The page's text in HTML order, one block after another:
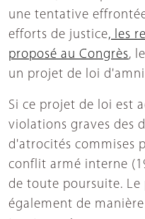
une tentative
efforts de justice, les
proposé au Congrès,
un projet de loi
Si ce projet de loi est
violations graves des
d'atrocités commises
conflit armé interne
de toute poursuite.
également de